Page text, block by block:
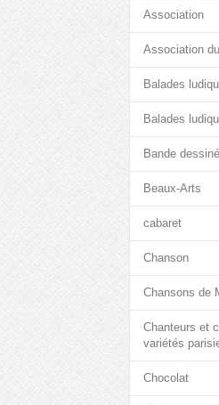
Association
Association
Balades
Balades
Bande
Beaux-Arts
cabaret
Chanson
Chansons de
Chanteurs et
variétés
Chocolat